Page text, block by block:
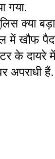
गया.
बड़ा
में खौफ
के दायरे